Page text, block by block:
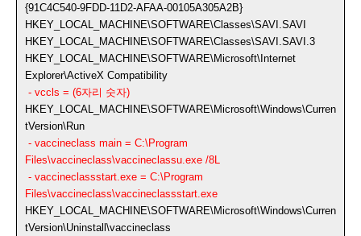
{91C4C540-9FDD-11D2-AFAA-00105A305A2B}
HKEY_LOCAL_MACHINE\SOFTWARE\Classes\SAVI.SAVI
HKEY_LOCAL_MACHINE\SOFTWARE\Classes\SAVI.SAVI.3
HKEY_LOCAL_MACHINE\SOFTWARE\Microsoft\Internet
Explorer\ActiveX Compatibility
- vccls = (6자리 숫자)
HKEY_LOCAL_MACHINE\SOFTWARE\Microsoft\Windows\Curren
tVersion\Run
- vaccineclass main = C:\Program
Files\vaccineclass\vaccineclassu.exe /8L
- vaccineclassstart.exe = C:\Program
Files\vaccineclass\vaccineclassstart.exe
HKEY_LOCAL_MACHINE\SOFTWARE\Microsoft\Windows\Curren
tVersion\Uninstall\vaccineclass